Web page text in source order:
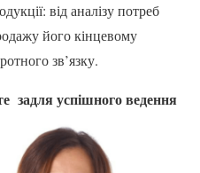
від аналізу потреб
його кінцевому
зв’язку.
задля успішного ведення